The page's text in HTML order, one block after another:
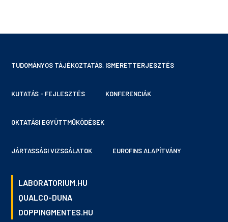
TUDOMÁNYOS TÁJÉKOZTATÁS, ISMERETTERJESZTÉS
KUTATÁS - FEJLESZTÉS KONFERENCIÁK
OKTATÁSI EGYÜTTMŰKÖDÉSEK
JÁRTASSÁGI VIZSGÁLATOK EUROFINS ALAPÍTVÁNY
LABORATORIUM.HU
QUALCO-DUNA
DOPPINGMENTES.HU